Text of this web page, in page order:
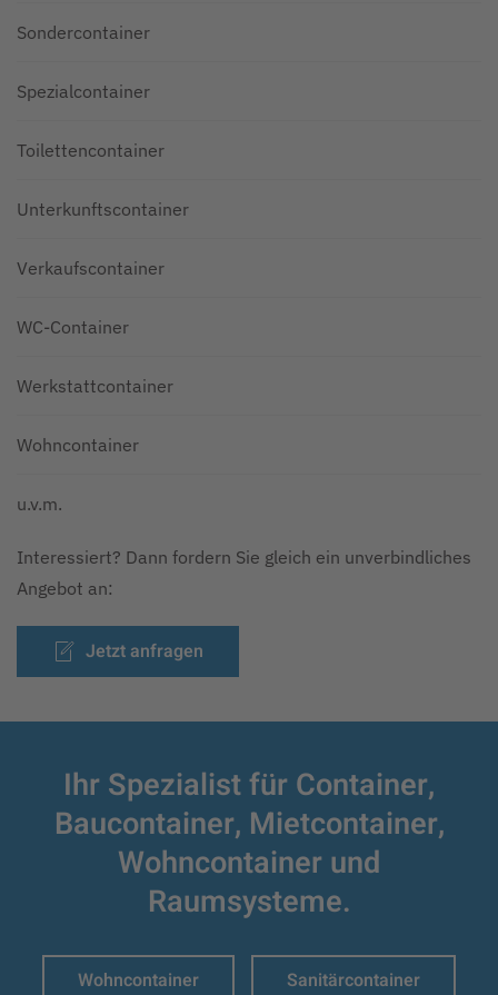
Sondercontainer
Spezialcontainer
Toilettencontainer
Unterkunftscontainer
Verkaufscontainer
WC-Container
Werkstattcontainer
Wohncontainer
u.v.m.
Interessiert? Dann fordern Sie gleich ein unverbindliches
Angebot an:
Jetzt anfragen
Ihr Spezialist für Container,
Baucontainer, Mietcontainer,
Wohncontainer und
Raumsysteme.
Wohncontainer Sanitärcontainer